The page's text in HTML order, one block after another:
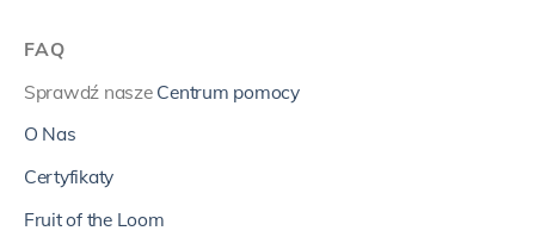
FAQ
Sprawdź nasze Centrum pomocy
O Nas
Certyfikaty
Fruit of the Loom